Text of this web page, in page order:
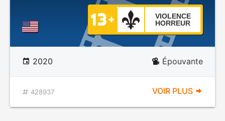
VIOLENCE
HORREUR
2020 Épouvante
428937 VOIR PLUS